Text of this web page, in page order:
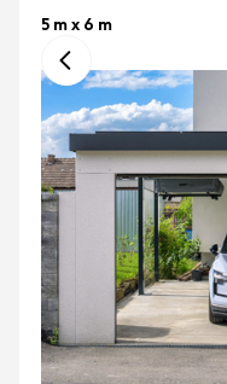
5 m x 6 m